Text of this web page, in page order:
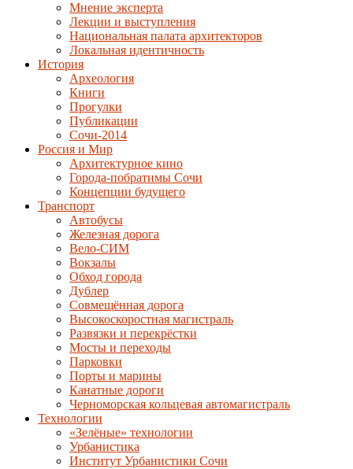
Мнение эксперта
Лекции и выступления
Национальная палата архитекторов
Локальная идентичность
История
Археология
Книги
Прогулки
Публикации
Сочи-2014
Россия и Мир
Архитектурное кино
Города-побратимы Сочи
Концепции будущего
Транспорт
Автобусы
Железная дорога
Вело-СИМ
Вокзалы
Обход города
Дублер
Совмещённая дорога
Высокоскоростная магистраль
Развязки и перекрёстки
Мосты и переходы
Парковки
Порты и марины
Канатные дороги
Черноморская кольцевая автомагистраль
Технологии
«Зелёные» технологии
Урбанистика
Институт Урбанистики Сочи